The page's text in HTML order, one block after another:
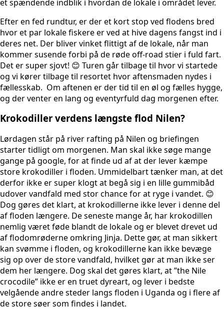
et spændende indblik i hvordan de lokale i området lever.
Efter en fed rundtur, er der et kort stop ved flodens bred
hvor et par lokale fiskere er ved at hive dagens fangst ind i
deres net. Der bliver vinket flittigt af de lokale, når man
kommer susende forbi på de røde off-road stier i fuld fart.
Det er super sjovt! 😊 Turen går tilbage til hvor vi startede
og vi kører tilbage til resortet hvor aftensmaden nydes i
fællesskab. Om aftenen er der tid til en øl og fælles hygge,
og der venter en lang og eventyrfuld dag morgenen efter.
Krokodiller verdens længste flod Nilen?
Lørdagen står på river rafting på Nilen og briefingen
starter tidligt om morgenen. Man skal ikke søge mange
gange på google, for at finde ud af at der lever kæmpe
store krokodiller i floden. Ummidelbart tænker man, at det
derfor ikke er super klogt at begå sig i en lille gummibåd
udover vandfald med stor chance for at ryge i vandet. 😊
Dog gøres det klart, at krokodillerne ikke lever i denne del
af floden længere. De seneste mange år, har krokodillen
nemlig været føde blandt de lokale og er blevet drevet ud
af flodomrøderne omkring Jinja. Dette gør, at man sikkert
kan svømme i floden, og krokodillerne kan ikke bevæge
sig op over de store vandfald, hvilket gør at man ikke ser
dem her længere. Dog skal det gøres klart, at ”the Nile
crocodile” ikke er en truet dyreart, og lever i bedste
velgående andre steder langs floden i Uganda og i flere af
de store søer som findes i landet.